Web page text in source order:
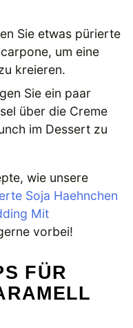
Sie etwas pürierte
um eine
kreieren.
Sie ein paar
über die Creme
im Dessert zu
wie unsere
Soja Haehnchen
Mit
vorbei!
FÜR